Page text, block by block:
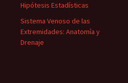
Hipótesis Estadísticas
Sistema Venoso de las
Extremidades: Anatomía y
Drenaje